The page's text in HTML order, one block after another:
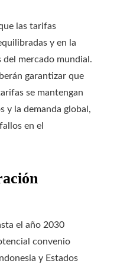
las tarifas
y en la
mercado mundial.
garantizar que
se mantengan
y la demanda global,
en el
el año 2030
convenio
y Estados